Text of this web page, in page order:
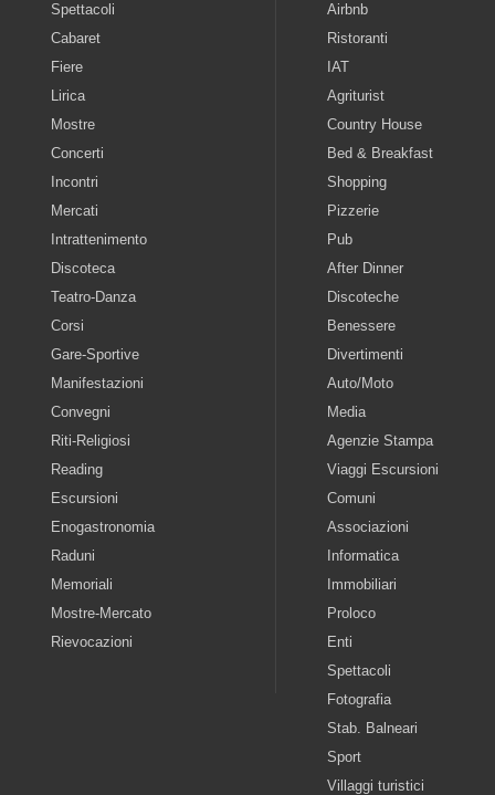
Spettacoli
Cabaret
Fiere
Lirica
Mostre
Concerti
Incontri
Mercati
Intrattenimento
Discoteca
Teatro-Danza
Corsi
Gare-Sportive
Manifestazioni
Convegni
Riti-Religiosi
Reading
Escursioni
Enogastronomia
Raduni
Memoriali
Mostre-Mercato
Rievocazioni
Airbnb
Ristoranti
IAT
Agriturist
Country House
Bed & Breakfast
Shopping
Pizzerie
Pub
After Dinner
Discoteche
Benessere
Divertimenti
Auto/Moto
Media
Agenzie Stampa
Viaggi Escursioni
Comuni
Associazioni
Informatica
Immobiliari
Proloco
Enti
Spettacoli
Fotografia
Stab. Balneari
Sport
Villaggi turistici